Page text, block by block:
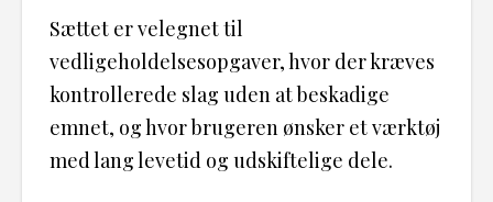
Sættet er velegnet til
vedligeholdelsesopgaver, hvor der kræves
kontrollerede slag uden at beskadige
emnet, og hvor brugeren ønsker et værktøj
med lang levetid og udskiftelige dele.